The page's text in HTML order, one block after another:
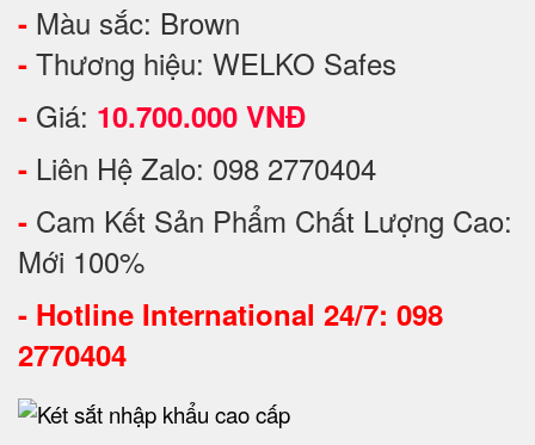
- Màu sắc: Brown
- Thương hiệu: WELKO Safes
- Giá: 10.700.000 VNĐ
- Liên Hệ Zalo: 098 2770404
- Cam Kết Sản Phẩm Chất Lượng Cao:
Mới 100%
- Hotline International 24/7: 098
2770404